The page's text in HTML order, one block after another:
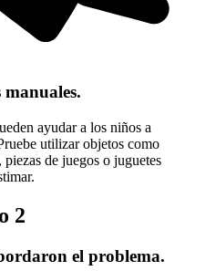
ayudar a los niños a
utilizar objetos como
de juegos o juguetes
2
el problema.